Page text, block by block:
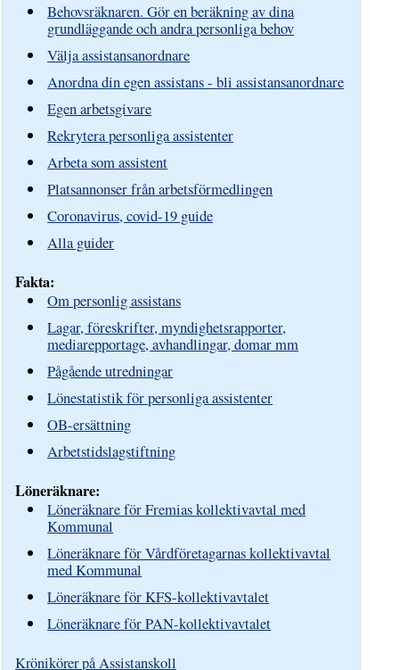
Behovsräknaren. Gör en beräkning av dina
grundläggande och andra personliga behov
Välja assistansanordnare
Anordna din egen assistans - bli assistansanordnare
Egen arbetsgivare
Rekrytera personliga assistenter
Arbeta som assistent
Platsannonser från arbetsförmedlingen
Coronavirus, covid-19 guide
Alla guider
Fakta:
Om personlig assistans
Lagar, föreskrifter, myndighetsrapporter,
mediarepportage, avhandlingar, domar mm
Pågående utredningar
Lönestatistik för personliga assistenter
OB-ersättning
Arbetstidslagstiftning
Löneräknare:
Löneräknare för Fremias kollektivavtal med
Kommunal
Löneräknare för Vårdföretagarnas kollektivavtal
med Kommunal
Löneräknare för KFS-kollektivavtalet
Löneräknare för PAN-kollektivavtalet
Krönikörer på Assistanskoll